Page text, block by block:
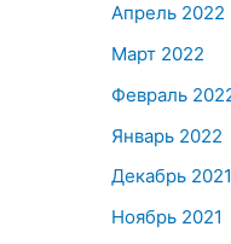
Апрель 2022
Март 2022
Февраль
Январь 2022
Декабрь 2021
Ноябрь 2021